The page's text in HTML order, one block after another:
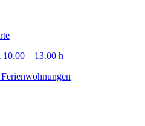
– 13.00 h